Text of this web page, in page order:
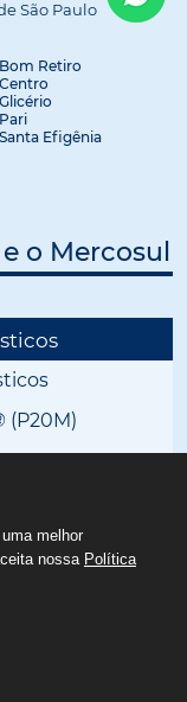
São Paulo
Bom Retiro
Centro
Glicério
Pari
Santa Efigênia
o Mercosul
(P20M)
melhor
nossa Política